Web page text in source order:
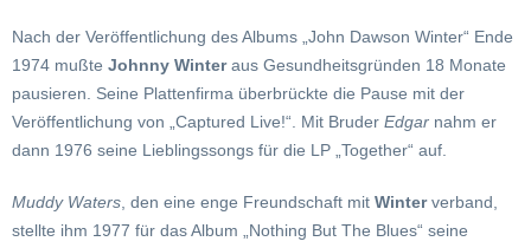
Nach der Veröffentlichung des Albums „John Dawson Winter“ Ende
1974 mußte Johnny Winteraus Gesundheitsgründen 18 Monate
pausieren. Seine Plattenfirma überbrückte die Pause mit der
Veröffentlichung von „Captured Live!“. Mit Bruder Edgar nahm er
dann 1976 seine Lieblingssongs für die LP „Together“ auf.
Muddy Waters , den eine enge Freundschaft mit Winterverband,
stellte ihm 1977 für das Album „Nothing But The Blues“ seine